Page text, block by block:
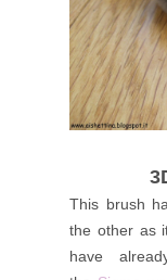
This brush
the other as
have